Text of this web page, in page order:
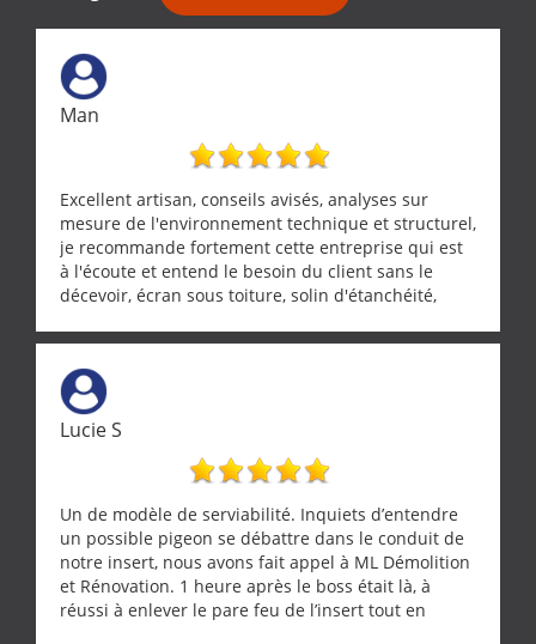
Man
Excellent artisan, conseils avisés, analyses sur
mesure de l'environnement technique et structurel,
je recommande fortement cette entreprise qui est
à l'écoute et entend le besoin du client sans le
décevoir, écran sous toiture, solin d'étanchéité,
récupérateur d'eau, tout a été parfaitement mis en
œuvre sans besoin d'y revenir. confiance assurée.
Lucie S
Un de modèle de serviabilité. Inquiets d’entendre
un possible pigeon se débattre dans le conduit de
notre insert, nous avons fait appel à ML Démolition
et Rénovation. 1 heure après le boss était là, à
réussi à enlever le pare feu de l’insert tout en